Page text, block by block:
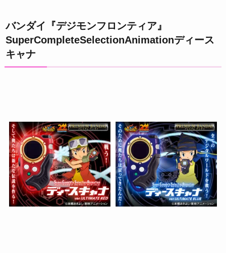
バンダイ『デジモンフロンティア』
SuperCompleteSelectionAnimationディース
キャナ